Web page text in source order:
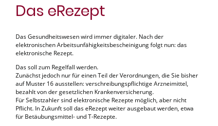
Das eRezept
Das Gesundheitswesen wird immer digitaler. Nach der
elektronischen Arbeitsunfähigkeitsbescheinigung folgt nun: das
elektronische Rezept.
Das soll zum Regelfall werden.
Zunächst jedoch nur für einen Teil der Verordnungen, die Sie bisher
auf Muster 16 ausstellen: verschreibungspflichtige Arzneimittel,
bezahlt von der gesetzlichen Krankenversicherung.
Für Selbstzahler sind elektronische Rezepte möglich, aber nicht
Pflicht. In Zukunft soll das eRezept weiter ausgebaut werden, etwa
für Betäubungsmittel- und T-Rezepte.